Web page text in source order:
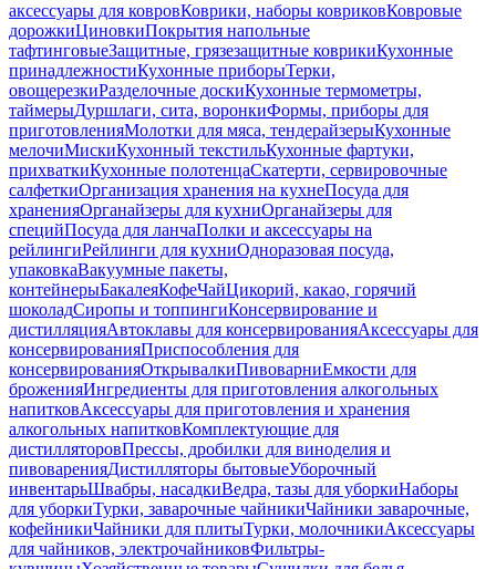
аксессуары для ковровКоврики, наборы ковриковКовровые
дорожкиЦиновкиПокрытия напольные
тафтинговыеЗащитные, грязезащитные коврикиКухонные
принадлежностиКухонные приборыТерки,
овощерезкиРазделочные доскиКухонные термометры,
таймерыДуршлаги, сита, воронкиФормы, приборы для
приготовленияМолотки для мяса, тендерайзерыКухонные
мелочиМискиКухонный текстильКухонные фартуки,
прихваткиКухонные полотенцаСкатерти, сервировочные
салфеткиОрганизация хранения на кухнеПосуда для
храненияОрганайзеры для кухниОрганайзеры для
специйПосуда для ланчаПолки и аксессуары на
рейлингиРейлинги для кухниОдноразовая посуда,
упаковкаВакуумные пакеты,
контейнерыБакалеяКофеЧайЦикорий, какао, горячий
шоколадСиропы и топпингиКонсервирование и
дистилляцияАвтоклавы для консервированияАксессуары для
консервированияПриспособления для
консервированияОткрывалкиПивоварниЕмкости для
броженияИнгредиенты для приготовления алкогольных
напитковАксессуары для приготовления и хранения
алкогольных напитковКомплектующие для
дистилляторовПрессы, дробилки для виноделия и
пивоваренияДистилляторы бытовыеУборочный
инвентарьШвабры, насадкиВедра, тазы для уборкиНаборы
для уборкиТурки, заварочные чайникиЧайники заварочные,
кофейникиЧайники для плитыТурки, молочникиАксессуары
для чайников, электрочайниковФильтры-